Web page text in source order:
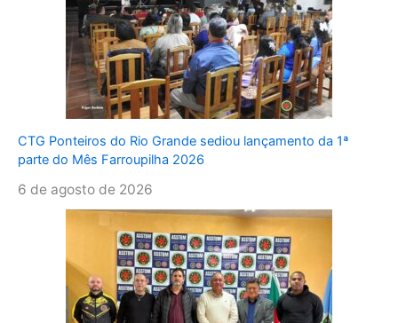
CTG Ponteiros do Rio Grande sediou lançamento da 1ª
parte do Mês Farroupilha 2026
6 de agosto de 2026